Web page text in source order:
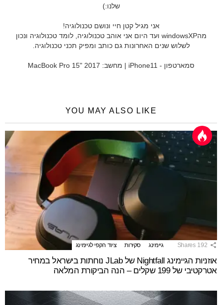
שלנו:)
אני מגיל קטן חיי ונושם טכנולוגיה!
מהwindowsXP ועד היום אני אוהב טכנולוגיה, לומד טכנולוגיה ונכון
לשלוש שנים האחרונות גם כותב ומפיק תכני טכנולוגיה.
סמארטפון - iPhone11 | מחשב: MacBook Pro 15" 2017
YOU MAY ALSO LIKE
192
Shares גיימינג סקירות ציוד הקפי לגיימינג
אוזניות הגיימינג Nightfall של JLab נוחתות בישראל במחיר
אטרקטיבי של 199 שקלים – הנה הביקורת המלאה